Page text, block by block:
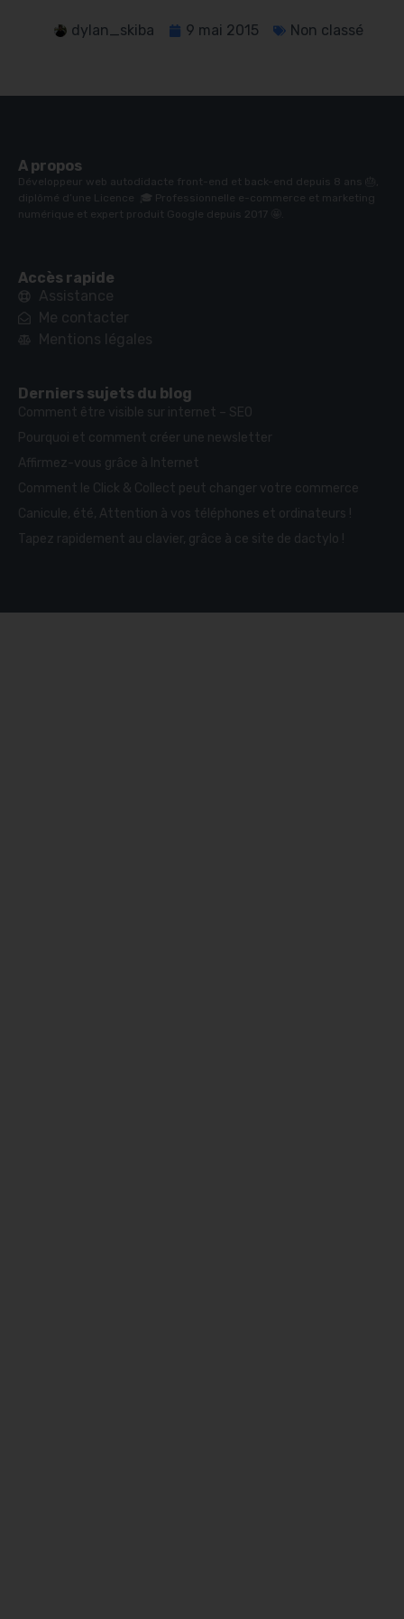
dylan_skiba 9 mai 2015 Non classé
A propos
Développeur web autodidacte front-end et back-end depuis 8 ans 🎂,
diplômé d’une Licence 🎓 Professionnelle e-commerce et marketing
numérique et expert produit Google depuis 2017 🤩.
Accès rapide
Assistance
Me contacter
Mentions légales
Derniers sujets du blog
Comment être visible sur internet – SEO
Pourquoi et comment créer une newsletter
Affirmez-vous grâce à Internet
Comment le Click & Collect peut changer votre commerce
Canicule, été, Attention à vos téléphones et ordinateurs !
Tapez rapidement au clavier, grâce à ce site de dactylo !